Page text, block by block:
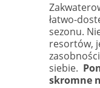
łatwo-
sezonu.
resortów,
siebie.
skromne